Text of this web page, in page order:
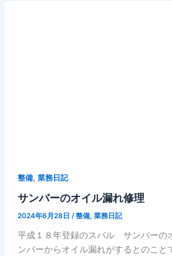
整備, 業務日記
サンバーのオイル漏れ修理
2024年6月28日 /整備, 業務日記
平成１８年登録のスバル サンバーの
ンバーからオイル漏れがするとのこと